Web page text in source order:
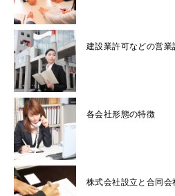
建設業許可などの営
各会社形態の特徴
株式会社設立と合同会